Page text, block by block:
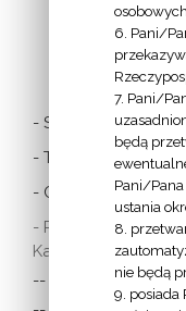
LINKI
- Stolica
- Twitter Papieża
- Czytania z dnia
- Polska Misja
Katolicka:
-- w Austrii
6. Pani/
7. Pani/
będą
Pani/
ustania
8.
nie będą
9. posiada